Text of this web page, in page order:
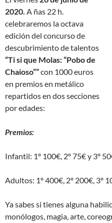
2020. A ñas 22 h.
celebraremos la octava
edición del concurso de
descubrimiento de talentos
“Ti si que Molas: “Pobo de
Chaioso””con 1000 euros
en premios en metálico
repartidos en dos secciones
por edades:
Premios:
Infantil: 1º 100€, 2º 75€ y 3º
Adultos: 1º 400€, 2º 200€, 3º
Ya sabes si tienes alguna
monólogos, magia, arte,